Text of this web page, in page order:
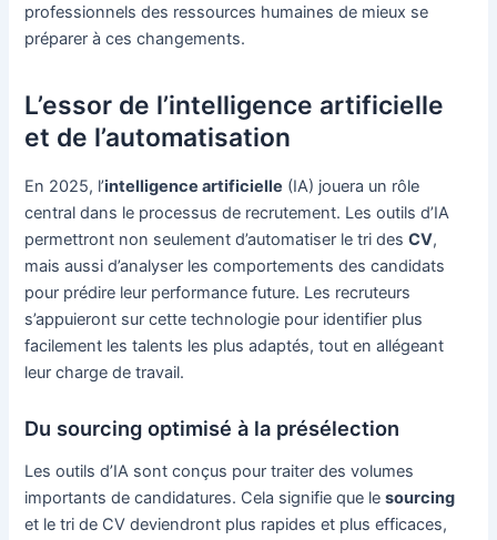
professionnels des ressources humaines de mieux se
préparer à ces changements.
L’essor de l’intelligence artificielle
et de l’automatisation
En 2025, l’intelligence artificielle (IA) jouera un rôle
central dans le processus de recrutement. Les outils d’IA
permettront non seulement d’automatiser le tri desCV,
mais aussi d’analyser les comportements des candidats
pour prédire leur performance future. Les recruteurs
s’appuieront sur cette technologie pour identifier plus
facilement les talents les plus adaptés, tout en allégeant
leur charge de travail.
Du sourcing optimisé à la présélection
Les outils d’IA sont conçus pour traiter des volumes
importants de candidatures. Cela signifie que lesourcing
et le tri de CV deviendront plus rapides et plus efficaces,